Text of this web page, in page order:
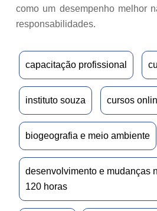
como um desempenho melhor
responsabilidades.
capacitação profissional
instituto souza cursos
biogeografia e meio ambiente
desenvolvimento e mudanças
120 horas